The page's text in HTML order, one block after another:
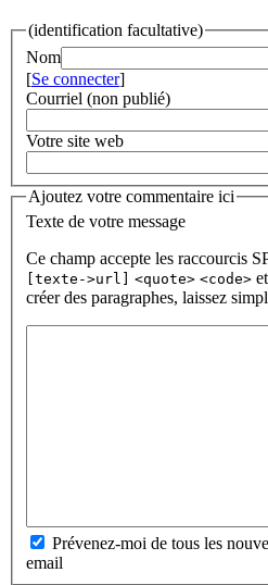
(identification facultative)
Nom
[Se connecter]
Courriel (non publié)
Votre site web
Ajoutez votre commentaire ici
Texte de votre message
Ce champ accepte les raccourcis
[texte->url]
<quote> <code>
créer des paragraphes, laissez
Prévenez-moi de tous les
email